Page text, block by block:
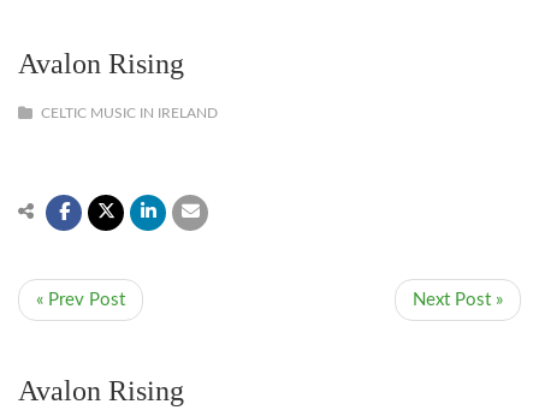
Avalon Rising
CELTIC MUSIC IN IRELAND
« Prev Post Next Post »
Avalon Rising